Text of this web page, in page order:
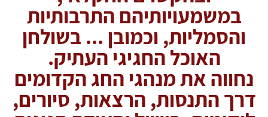
במשמעויותיהם התרבותיות
והסמליות, וכמובן ... בשולחן
האוכל החגיגי העתיק.
נחווה את מנהגי החג הקדומים
דרך התנסות, הרצאות, סיורים,